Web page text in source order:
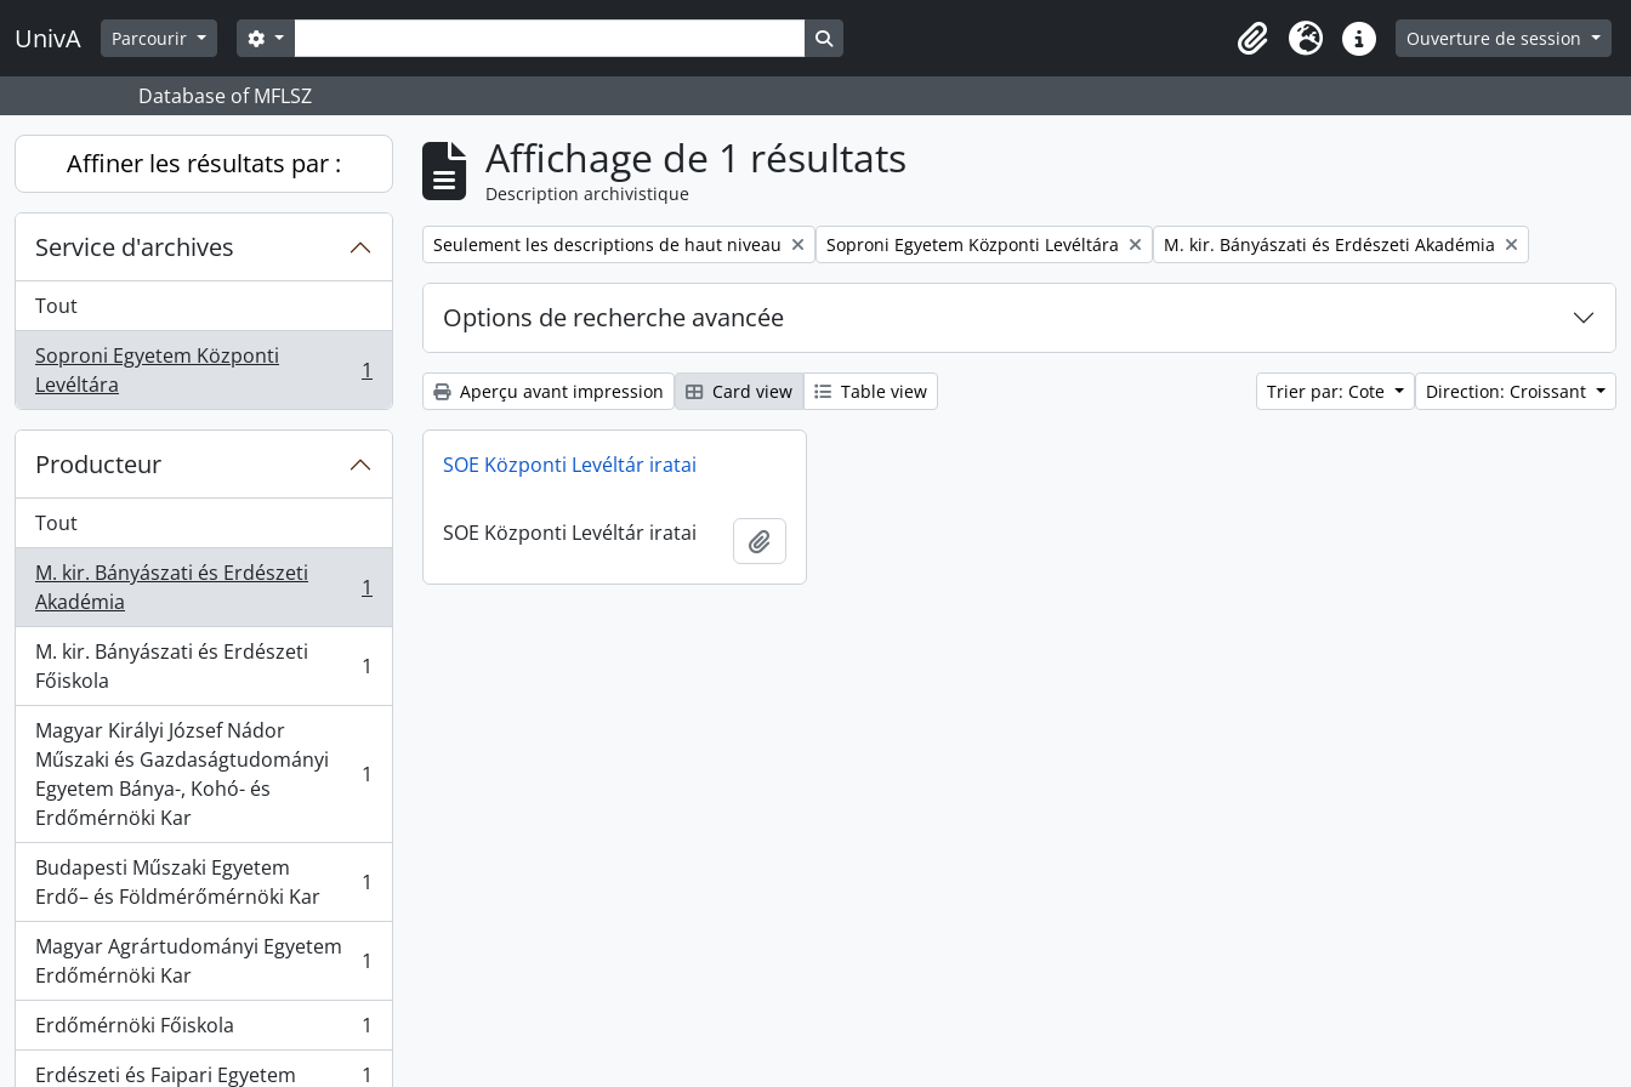
Skip to main content
UnivA Parcourir Rechercher
Search options Search in browse page
Presse-papier
LangueLiens rapidesOuverture de session
Database of MFLSZ
Affiner les résultats par :
Service d'archives
Tout
Soproni Egyetem Központi
Levéltára
, 1 résultats 1
Producteur
Tout
M. kir. Bányászati és Erdészeti
Akadémia
, 1 résultats 1
M. kir. Bányászati és Erdészeti
Főiskola
, 1 résultats 1
Magyar Királyi József Nádor
Műszaki és Gazdaságtudományi
Egyetem Bánya-, Kohó- és
Erdőmérnöki Kar
, 1 résultats 1
Budapesti Műszaki Egyetem
Erdő– és Földmérőmérnöki Kar
, 1 résultats 1
Magyar Agrártudományi Egyetem
Erdőmérnöki Kar
, 1 résultats 1
Erdőmérnöki Főiskola
, 1 résultats
1
Erdészeti és Faipari Egyetem
1
Affichage de 1 résultats
Description archivistique
Remove filter:
Seulement les descriptions de haut niveau Remove filter:
Soproni Egyetem Központi Levéltára Remove filter:
M. kir. Bányászati és Erdészeti Akadémia
Options de recherche avancée
Aperçu avant impression Card view Table view Trier par: Cote Direction: Croissant
SOE Központi Levéltár iratai
SOE Központi Levéltár iratai